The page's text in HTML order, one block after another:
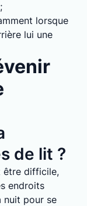
lorsque
lui une
de lit ?
être difficile,
endroits
nuit pour se